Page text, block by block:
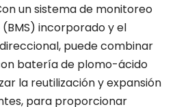
un sistema de monitoreo
incorporado y el
puede combinar
batería de plomo-ácido
la reutilización y expansión
para proporcionar